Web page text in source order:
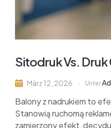
Sitodruk Vs.
März 12, 2026 Unter
Balony z nadrukiem to
Stanowią ruchomą
zamierzony efekt,